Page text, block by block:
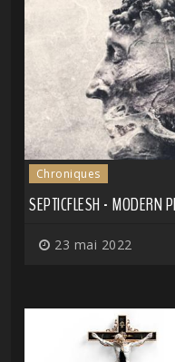
Chroniques
SEPTICFLESH - MODERN
23 mai 2022